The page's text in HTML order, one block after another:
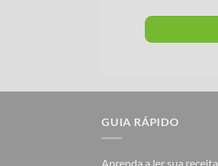
GUIA RÁPIDO
Aprenda a ler sua receita